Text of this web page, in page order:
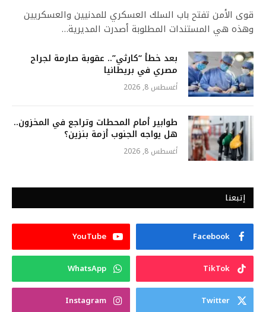
قوى الأمن تفتح باب السلك العسكري للمدنيين والعسكريين
وهذه هي المستندات المطلوبة أصدرت المديرية…
بعد خطأ “كارثي”.. عقوبة صارمة لجراح
مصري في بريطانيا
أغسطس 8, 2026
طوابير أمام المحطات وتراجع في المخزون..
هل يواجه الجنوب أزمة بنزين؟
أغسطس 8, 2026
إتبعنا
Facebook
YouTube
TikTok
WhatsApp
Twitter
Instagram